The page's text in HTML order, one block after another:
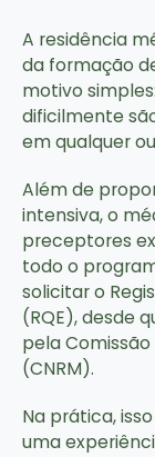
A residência
da formação
motivo
dificilmente
em qualquer
Além de
intensiva, o
preceptores
todo o
solicitar o
(RQE), desde
pela
(CNRM).
Na prática,
uma